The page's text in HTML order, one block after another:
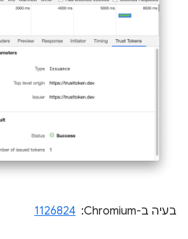
בעיה ב-Chromium: ‏ 1126824